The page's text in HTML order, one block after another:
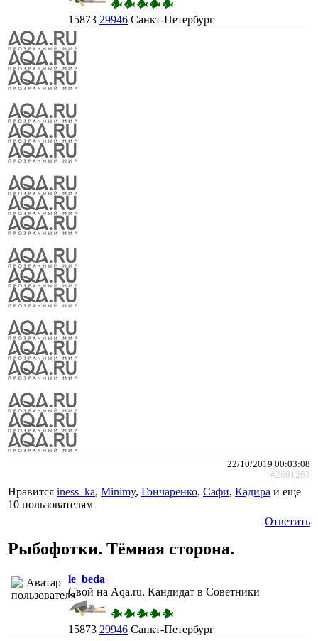
15873 29946 Санкт-Петербург
22/10/2019 00:03:08
#2691263
Нравится iness_ka, Minimy, Гончаренко, Сафи, Кадира и еще
10 пользователям
Ответить
Рыбофотки. Тёмная сторона.
le_beda
Свой на Aqa.ru, Кандидат в Советники
15873 29946 Санкт-Петербург